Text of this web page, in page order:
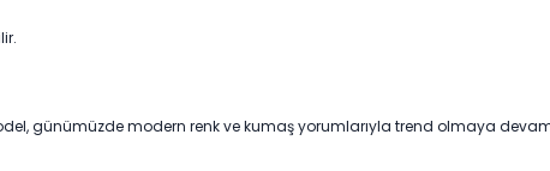
günümüzde modern renk ve kumaş yorumlarıyla trend olmaya